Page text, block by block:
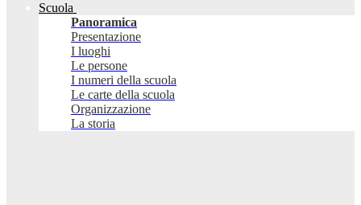
Scuola
Panoramica
Presentazione
I luoghi
Le persone
I numeri della scuola
Le carte della scuola
Organizzazione
La storia